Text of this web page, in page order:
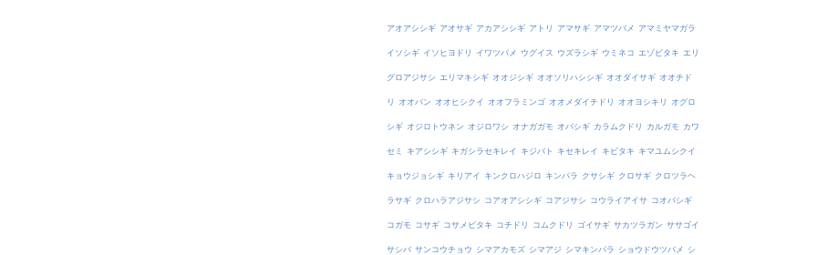
アオアシシギ アオサギ アカアシシギ アトリ アマサギ アマツバメ アマミヤマガラ
イソシギ イソヒヨドリ イワツバメ ウグイス ウズラシギ ウミネコ エゾビタキ エリ
グロアジサシ エリマキシギ オオジシギ オオソリハシシギ オオダイサギ オオチド
リ オオバン オオヒシクイ オオフラミンゴ オオメダイチドリ オオヨシキリ オグロ
シギ オジロトウネン オジロワシ オナガガモ オバシギ カラムクドリ カルガモ カワ
セミ キアシシギ キガシラセキレイ キジバト キセキレイ キビタキ キマユムシクイ
キョウジョシギ キリアイ キンクロハジロ キンパラ クサシギ クロサギ クロツラヘ
ラサギ クロハラアジサシ コアオアシシギ コアジサシ コウライアイサ コオバシギ
コガモ コサギ コサメビタキ コチドリ コムクドリ ゴイサギ サカツラガン ササゴイ
サシバ サンコウチョウ シマアカモズ シマアジ シマキンパラ ショウドウツバメ シ